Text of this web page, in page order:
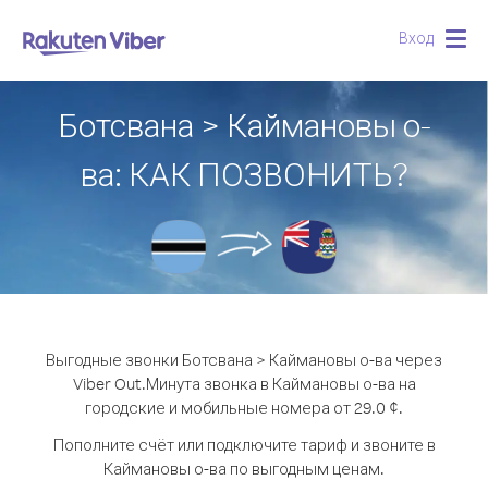
Вход
Ботсвана > Каймановы о-
ва: КАК ПОЗВОНИТЬ?
Выгодные звонки Ботсвана > Каймановы о-ва через
Viber Out.Минута звонка в Каймановы о-ва на
городские и мобильные номера от 29.0 ¢.
Пополните счёт или подключите тариф и звоните в
Каймановы о-ва по выгодным ценам.